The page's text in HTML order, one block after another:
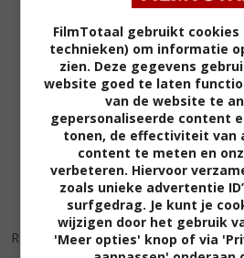
4,6
Ripper (2001) Roi
FilmTotaal gebruikt
technieken) om informatie
zien. Deze gegevens
website goed te laten
van de website te
gepersonaliseerde content
tonen, de effectiviteit van
content te meten en
verbeteren. Hiervoor
zoals unieke advertentie
surfgedrag. Je kunt je
wijzigen door het gebruik
'Meer opties' knop of via